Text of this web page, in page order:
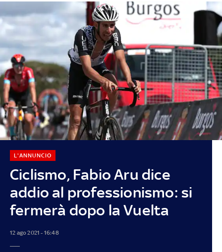
Ciclismo, Fabio Aru dice
addio al professionismo: si
fermerà dopo la Vuelta
L'ANNUNCIO
12 ago 2021 - 16:48